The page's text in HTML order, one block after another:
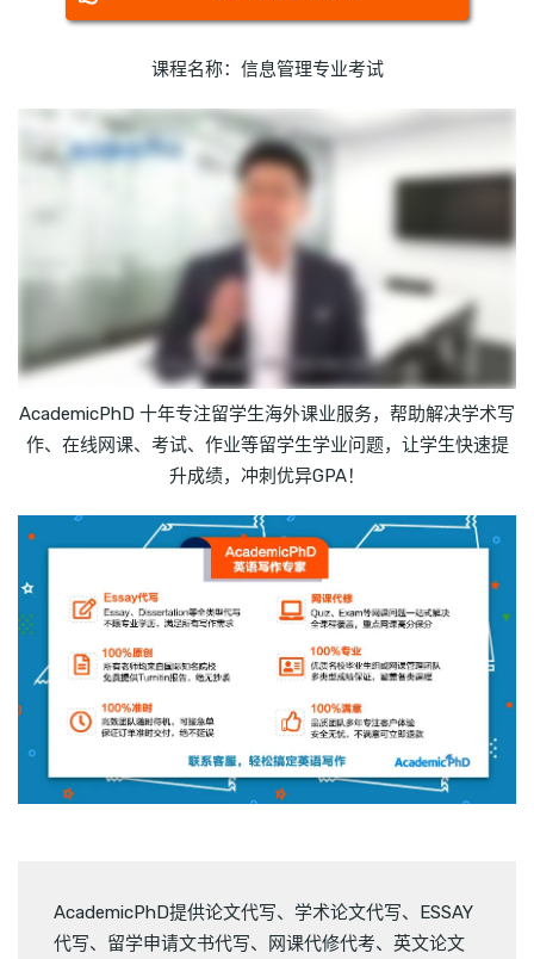
课程名称：信息管理专业考试
AcademicPhD 十年专注留学生海外课业服务，帮助解决学术写
作、在线网课、考试、作业等留学生学业问题，让学生快速提
升成绩，冲刺优异GPA！
AcademicPhD提供论文代写、 学术论文代写、
ESSAY
代写、 留学申请文书代写、 网课代修代考、 英文论文